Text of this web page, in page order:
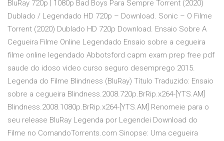
BluRay 720p | 1080p Bad Boys Para Sempre Torrent (2020)
Dublado / Legendado HD 720p – Download. Sonic – O Filme
Torrent (2020) Dublado HD 720p Download. Ensaio Sobre A
Cegueira Filme Online Legendado Ensaio sobre a cegueira
filme online legendado Abbotsford capm exam prep free pdf
saude do idoso video curso seguro desemprego 2015.
Legenda do Filme Blindness (BluRay) Título Traduzido: Ensaio
sobre a cegueira Blindness.2008.720p.BrRip.x264-[YTS.AM]
Blindness.2008.1080p.BrRip.x264-[YTS.AM] Renomeie para o
seu release BluRay Legenda por Legendei Download do
Filme no ComandoTorrents.com Sinopse: Uma cegueira